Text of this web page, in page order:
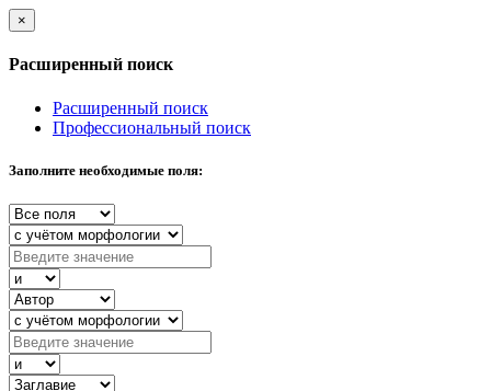
×
Расширенный поиск
Расширенный поиск
Профессиональный поиск
Заполните необходимые поля: